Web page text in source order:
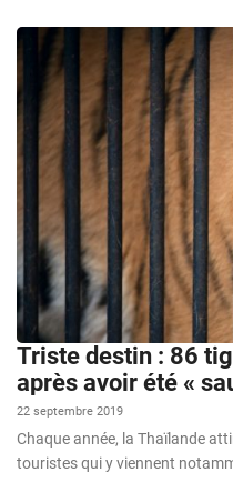
Triste destin : 86
après avoir été «
22 septembre 2019
Chaque année, la Thaïlande
touristes qui y viennent